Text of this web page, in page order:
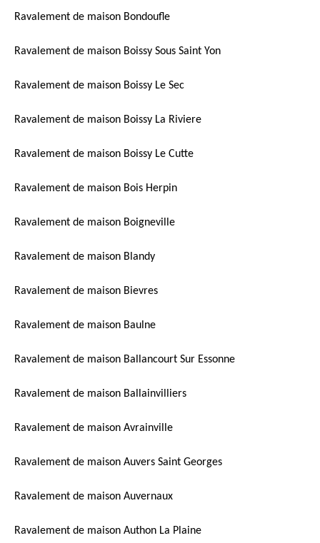
Ravalement de maison Bondoufle
Ravalement de maison Boissy Sous Saint Yon
Ravalement de maison Boissy Le Sec
Ravalement de maison Boissy La Riviere
Ravalement de maison Boissy Le Cutte
Ravalement de maison Bois Herpin
Ravalement de maison Boigneville
Ravalement de maison Blandy
Ravalement de maison Bievres
Ravalement de maison Baulne
Ravalement de maison Ballancourt Sur Essonne
Ravalement de maison Ballainvilliers
Ravalement de maison Avrainville
Ravalement de maison Auvers Saint Georges
Ravalement de maison Auvernaux
Ravalement de maison Authon La Plaine